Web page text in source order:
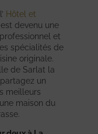
Hôtel et
est devenu une
et
spécialités de
originale.
de Sarlat la
un
meilleurs
maison du